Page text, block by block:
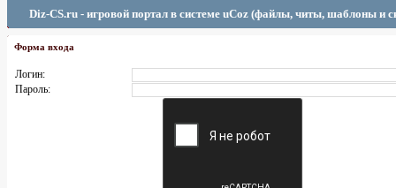
Diz-CS.ru - игровой портал в системе uCoz (файлы, читы, шаблоны и
Форма входа
Логин:
Пароль: